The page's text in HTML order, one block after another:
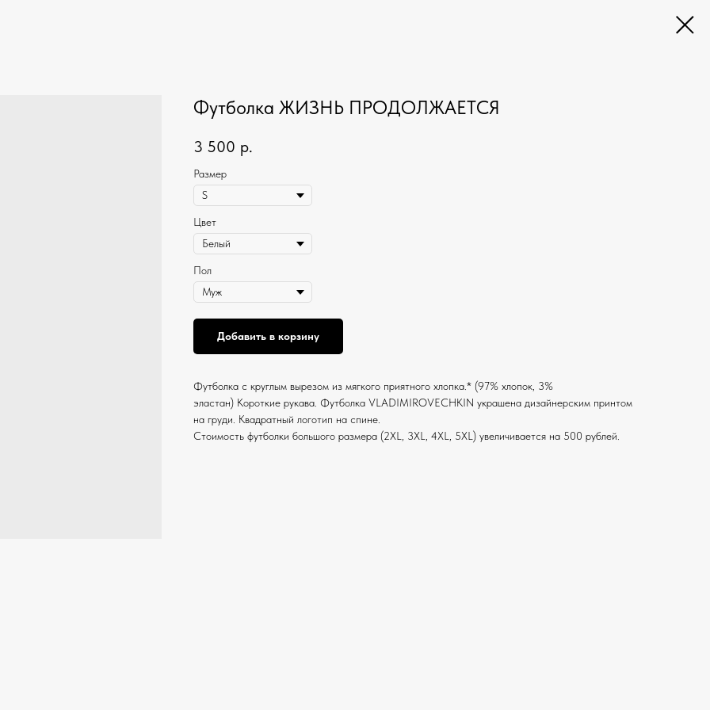
Футболка ЖИЗНЬ ПРОДОЛЖАЕТСЯ
3 500 р.
Размер
Цвет
Пол
Добавить в корзину
Футболка c круглым вырезом из мягкого приятного хлопка.* (97% хлопок, 3%
эластан) Короткие рукава. Футболка VLADIMIROVECHKIN украшена дизайнерским принтом
на груди. Квадратный логотип на спине.
Стоимость футболки большого размера (2XL, 3XL, 4XL, 5XL) увеличивается на 500 рублей.